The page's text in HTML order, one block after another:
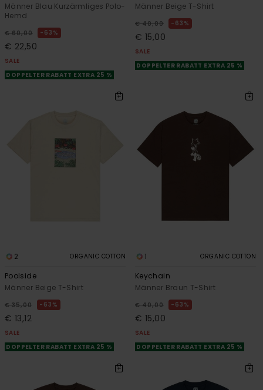
Männer Blau Kurzärmliges Polo-
Hemd
€ 60,00 63%
€ 22,50
SALE
DOPPELTER RABATT EXTRA 25 %
Männer Beige T-Shirt
€ 40,00 63%
€ 15,00
SALE
DOPPELTER RABATT EXTRA 25 %
2 ORGANIC COTTON
Poolside
Männer Beige T-Shirt
€ 35,00 63%
€ 13,12
SALE
DOPPELTER RABATT EXTRA 25 %
1 ORGANIC COTTON
Keychain
Männer Braun T-Shirt
€ 40,00 63%
€ 15,00
SALE
DOPPELTER RABATT EXTRA 25 %